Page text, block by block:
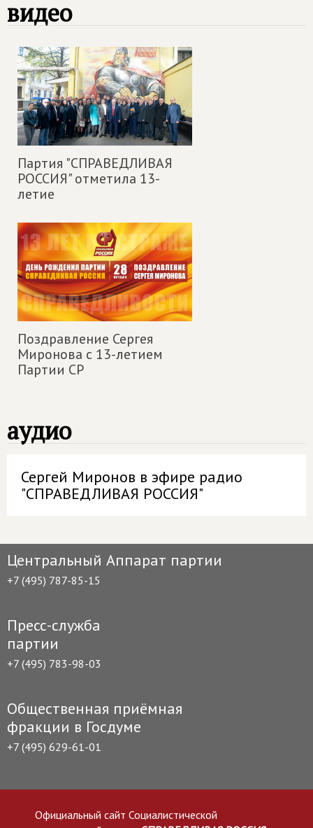
видео
Партия "СПРАВЕДЛИВАЯ
РОССИЯ" отметила 13-
летие
Поздравление Сергея
Миронова с 13-летием
Партии СР
аудио
Сергей Миронов в эфире радио
"СПРАВЕДЛИВАЯ РОССИЯ"
Центральный Аппарат партии
+7 (495) 787-85-15
Пресс-служба
партии
+7 (495) 783-98-03
Общественная приёмная
фракции в Госдуме
+7 (495) 629-61-01
Официальный сайт Социалистической